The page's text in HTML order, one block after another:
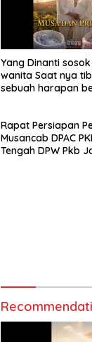
Yang Dinanti
wanita Saat nya
sebuah harapan
Untuk si buah hati
berjudul Musa &
Rapat Persiapan
Musancab DPAC
Tengah DPW Pkb